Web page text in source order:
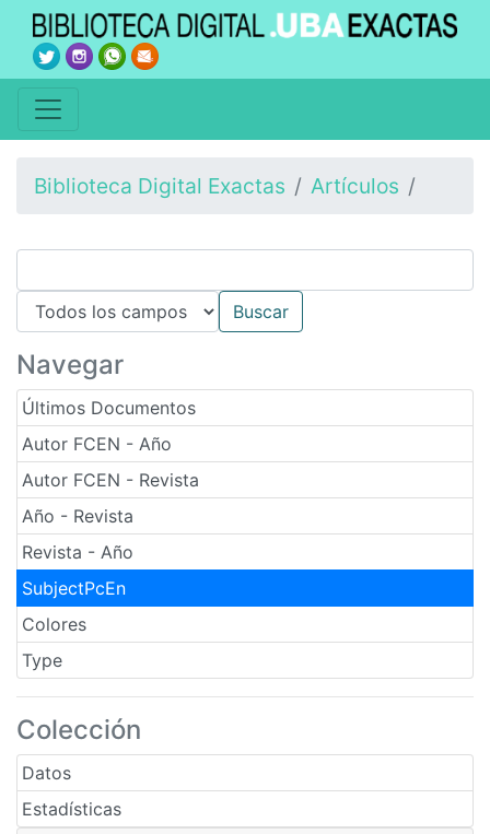
Biblioteca Digital Exactas Artículos
Navegar
Últimos Documentos
Autor FCEN - Año
Autor FCEN - Revista
Año - Revista
Revista - Año
SubjectPcEn
Colores
Type
Colección
Datos
Estadísticas